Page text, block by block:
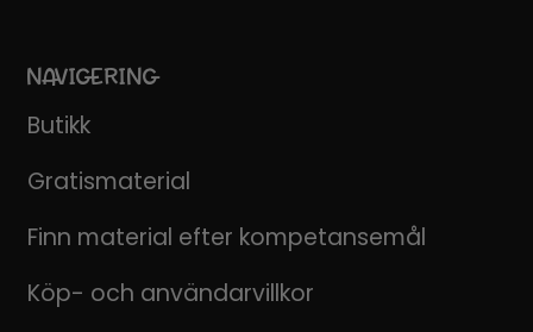
NAVIGERING
Butikk
Gratismaterial
Finn material efter kompetansemål
Köp- och användarvillkor